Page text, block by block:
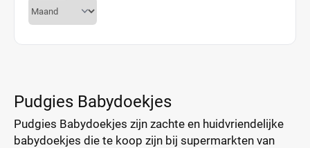
Pudgies Babydoekjes
Pudgies Babydoekjes zijn zachte en huidvriendelijke
babydoekjes die te koop zijn bij supermarkten van